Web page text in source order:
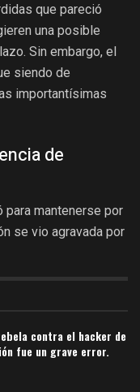
que pareció
una posible
Sin embargo, el
siendo de
importantísimas
de
para mantenerse por
se vio agravada por
contra el hacker de
fue un grave error.